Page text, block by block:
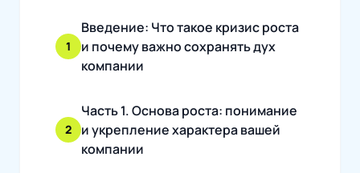
1
Введение: Что такое кризис роста
и почему важно сохранять дух
компании
2
Часть 1. Основа роста: понимание
и укрепление характера вашей
компании